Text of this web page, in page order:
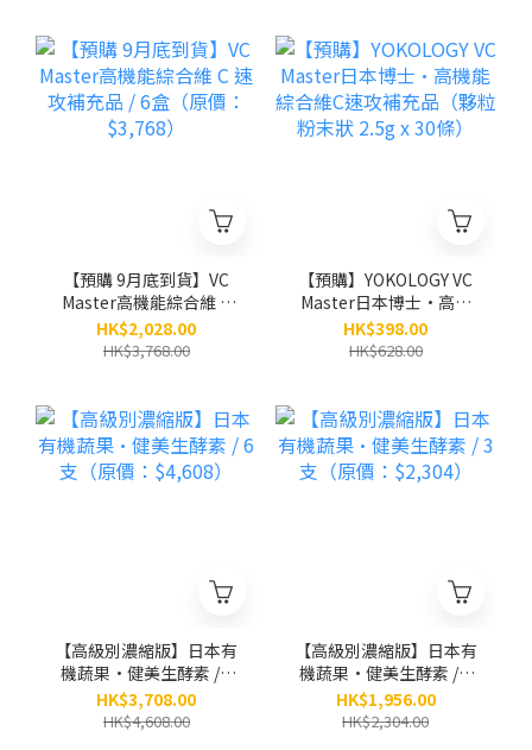
【預購 9月底到貨】VC
Master高機能綜合維 C
速攻補充品 / 6盒（原
價：$3,768）
HK$2,028.00
HK$3,768.00
【預購】YOKOLOGY VC
Master日本博士•高機
能綜合維C速攻補充品
（夥粒粉末狀 2.5g x 30
HK$398.00
HK$628.00
【高級別濃縮版】日本有
機蔬果•健美生酵素 / 6
支（原價：$4,608）
HK$3,708.00
HK$4,608.00
【高級別濃縮版】日本有
機蔬果•健美生酵素 / 3
支（原價：$2,304）
HK$1,956.00
HK$2,304.00